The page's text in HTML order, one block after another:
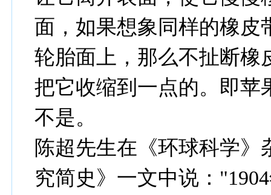
面，如果想象同样的橡皮
轮胎面上，那么不扯断橡
把它收缩到一点的。即
不是。
陈超先生在《环球科学
究简史》一文中说：